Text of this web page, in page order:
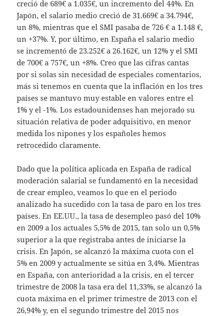
creció de 689€ a 1.035€, un incremento del 44%. En
Japón, el salario medio creció de 31.669€ a 34.794€,
un 8%, mientras que el SMI pasaba de 726 € a 1.148 €,
un +37%. Y, por último, en España el salario medio
se incrementó de 23.252€ a 26.162€, un 12% y el SMI
de 700€ a 757€, un +8%. Creo que las cifras cantas
por si solas sin necesidad de especiales comentarios,
más si tenemos en cuenta que la inflación en los tres
países se mantuvo muy estable en valores entre el
1% y el -1%. Los estadounidenses han mejorado su
situación relativa de poder adquisitivo, en menor
medida los nipones y los españoles hemos
retrocedido claramente.
Dado que la política aplicada en España de radical
moderación salarial se fundamentó en la necesidad
de crear empleo, veamos lo que en el periodo
analizado ha sucedido con la tasa de paro en los tres
países. En EE.UU., la tasa de desempleo pasó del 10%
en 2009 a los actuales 5,5% de 2015, tan solo un 0,5%
superior a la que registraba antes de iniciarse la
crisis. En Japón, se alcanzó la máxima cuota con el
5% en 2009 y actualmente se sitúa en 3,4%. Mientras
en España, con anterioridad a la crisis, en el tercer
trimestre de 2008 la tasa era del 11,33%, se alcanzó la
cuota máxima en el primer trimestre de 2013 con el
26,94% y, en el segundo trimestre del 2015 nos